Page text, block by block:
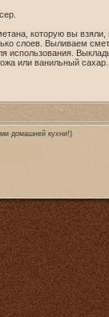
которую вы взяли,
слоев. Выливаем
использования.
или ванильный
домашней кухни!)